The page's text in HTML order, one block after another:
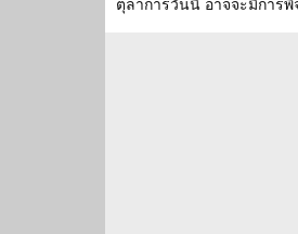
ตุลาการวันนี้ อาจจะมีการ